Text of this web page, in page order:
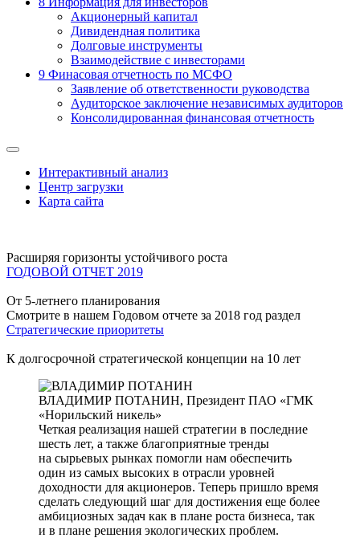
Акционерный капитал
Дивидендная политика
Долговые инструменты
Взаимодействие с инвеcторами
9 Финасовая отчетность по МСФО
Заявление об ответственности руководства
Аудиторское заключение независимых аудиторов
Консолидированная финансовая отчетность
Интерактивный анализ
Центр загрузки
Карта сайта
Расширяя горизонты устойчивого роста
ГОДОВОЙ ОТЧЕТ 2019
От 5-летнего планирования
Смотрите в нашем Годовом отчете за 2018 год раздел
Стратегические приоритеты
К долгосрочной стратегической концепции на 10 лет
ВЛАДИМИР ПОТАНИН, Президент ПАО «ГМК
«Норильский никель»
Четкая реализация нашей стратегии в последние
шесть лет, а также благоприятные тренды
на сырьевых рынках помогли нам обеспечить
один из самых высоких в отрасли уровней
доходности для акционеров. Теперь пришло время
сделать следующий шаг для достижения еще более
амбициозных задач как в плане роста бизнеса, так
и в плане решения экологических проблем.